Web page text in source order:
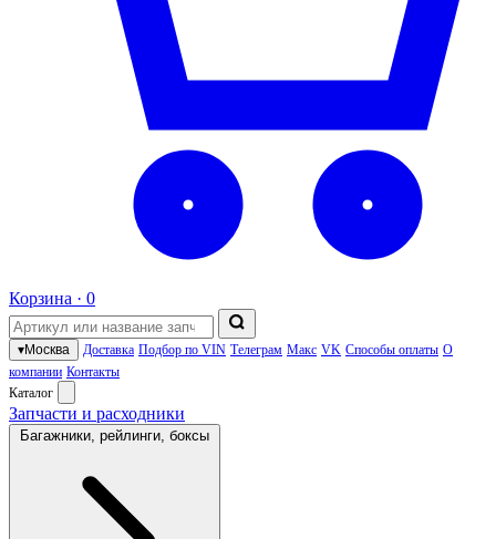
Корзина · 0
▾Москва Доставка Подбор по VIN Телеграм Макс VK Способы оплаты О
компании Контакты
Каталог
Запчасти и расходники
Багажники, рейлинги, боксы